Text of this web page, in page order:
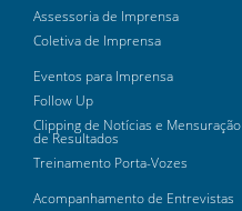
Assessoria de Imprensa
Coletiva de Imprensa
Eventos para Imprensa
Follow Up
Clipping de Notícias e Mensuração
de Resultados
Treinamento Porta-Vozes
Acompanhamento de Entrevistas